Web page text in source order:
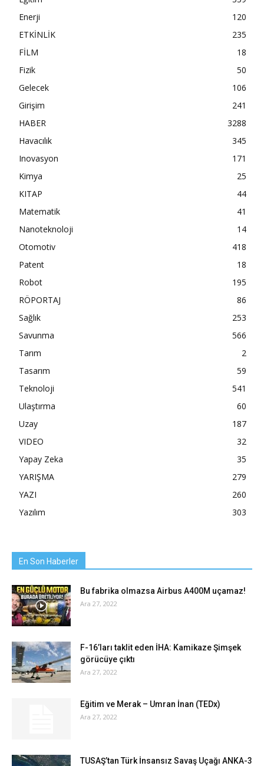
Enerji
120
ETKİNLİK
235
FİLM
18
Fizik
50
Gelecek
106
Girişim
241
HABER
3288
Havacılık
345
Inovasyon
171
Kimya
25
KITAP
44
Matematik
41
Nanoteknoloji
14
Otomotiv
418
Patent
18
Robot
195
RÖPORTAJ
86
Sağlık
253
Savunma
566
Tarım
2
Tasarım
59
Teknoloji
541
Ulaştırma
60
Uzay
187
VIDEO
32
Yapay Zeka
35
YARIŞMA
279
YAZI
260
Yazılım
303
En Son Haberler
Bu fabrika olmazsa Airbus A400M uçamaz!
Ara 27, 2022
F-16’ları taklit eden İHA: Kamikaze Şimşek
görücüye çıktı
Ara 27, 2022
Eğitim ve Merak – Umran İnan (TEDx)
Ara 27, 2022
TUSAŞ’tan Türk İnsansız Savaş Uçağı ANKA-3